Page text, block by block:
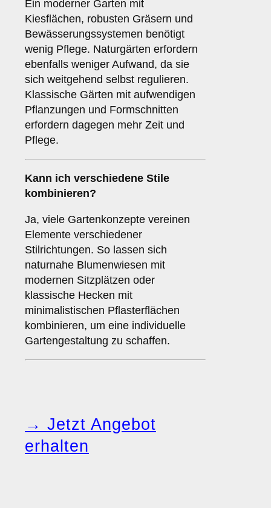
Ein moderner Garten mit
Kiesflächen, robusten Gräsern und
Bewässerungssystemen benötigt
wenig Pflege. Naturgärten erfordern
ebenfalls weniger Aufwand, da sie
sich weitgehend selbst regulieren.
Klassische Gärten mit aufwendigen
Pflanzungen und Formschnitten
erfordern dagegen mehr Zeit und
Pflege.
Kann ich verschiedene Stile
kombinieren?
Ja, viele Gartenkonzepte vereinen
Elemente verschiedener
Stilrichtungen. So lassen sich
naturnahe Blumenwiesen mit
modernen Sitzplätzen oder
klassische Hecken mit
minimalistischen Pflasterflächen
kombinieren, um eine individuelle
Gartengestaltung zu schaffen.
→ Jetzt Angebot
erhalten